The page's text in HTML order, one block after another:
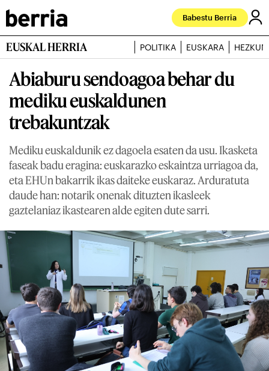
Babestu Berria
EUSKAL HERRIA POLITIKA EUSKARA
Abiaburu sendoagoa behar du
mediku euskaldunen
trebakuntzak
Mediku euskaldunik ez dagoela esaten da usu. Ikasketa
faseak badu eragina: euskarazko eskaintza urriagoa da,
eta EHUn bakarrik ikas daiteke euskaraz. Arduratuta
daude han: notarik onenak dituzten ikasleek
gaztelaniaz ikastearen alde egiten dute sarri.